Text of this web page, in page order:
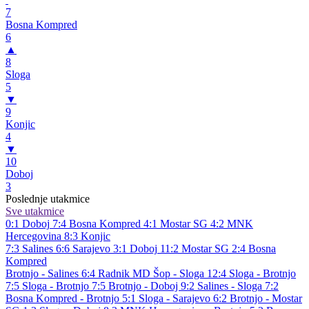
7
Bosna Kompred
6
▲
8
Sloga
5
▼
9
Konjic
4
▼
10
Doboj
3
Poslednje utakmice
Sve utakmice
0:1 Doboj 7:4 Bosna Kompred 4:1 Mostar SG 4:2 MNK
Hercegovina 8:3 Konjic
7:3 Salines 6:6 Sarajevo 3:1 Doboj 11:2 Mostar SG 2:4 Bosna
Kompred
Brotnjo - Salines 6:4 Radnik MD Šop - Sloga 12:4 Sloga - Brotnjo
7:5 Sloga - Brotnjo 7:5 Brotnjo - Doboj 9:2 Salines - Sloga 7:2
Bosna Kompred - Brotnjo 5:1 Sloga - Sarajevo 6:2 Brotnjo - Mostar